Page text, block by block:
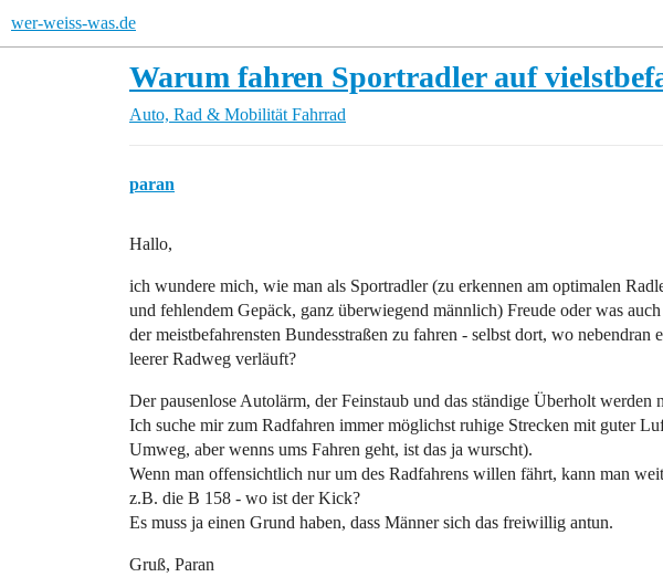
wer-weiss-was.de
Warum fahren Sportradler auf
Auto, Rad & Mobilität Fahrrad
paran
Hallo,
ich wundere mich, wie man als Sportradler (zu erkennen am optimalen
und fehlendem Gepäck, ganz überwiegend männlich) Freude oder was
der meistbefahrensten Bundesstraßen zu fahren - selbst dort, wo nebendran
leerer Radweg verläuft?
Der pausenlose Autolärm, der Feinstaub und das ständige Überholt
Ich suche mir zum Radfahren immer möglichst ruhige Strecken mit guter
Umweg, aber wenns ums Fahren geht, ist das ja wurscht).
Wenn man offensichtlich nur um des Radfahrens willen fährt, kann man
z.B. die B 158 - wo ist der Kick?
Es muss ja einen Grund haben, dass Männer sich das freiwillig antun.
Gruß, Paran